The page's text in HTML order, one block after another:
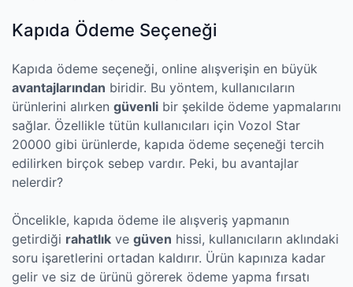
Kapıda Ödeme Seçeneği
Kapıda ödeme seçeneği, online alışverişin en büyük
avantajlarından biridir. Bu yöntem, kullanıcıların
ürünlerini alırken güvenli bir şekilde ödeme yapmalarını
sağlar. Özellikle tütün kullanıcıları için Vozol Star
20000 gibi ürünlerde, kapıda ödeme seçeneği tercih
edilirken birçok sebep vardır. Peki, bu avantajlar
nelerdir?
Öncelikle, kapıda ödeme ile alışveriş yapmanın
getirdiği rahatlık ve güven hissi, kullanıcıların aklındaki
soru işaretlerini ortadan kaldırır. Ürün kapınıza kadar
gelir ve siz de ürünü görerek ödeme yapma fırsatı